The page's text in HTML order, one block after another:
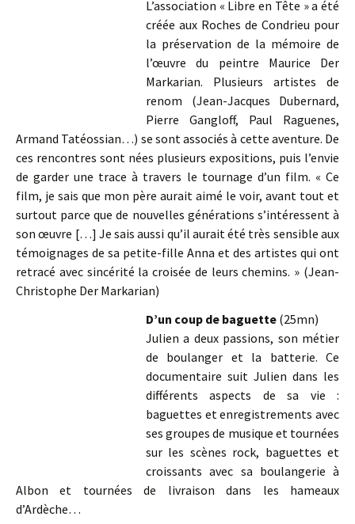
L’association « Libre en Tête » a été
créée aux Roches de Condrieu pour
la préservation de la mémoire de
l’œuvre du peintre Maurice Der
Markarian. Plusieurs artistes de
renom (Jean-Jacques Dubernard,
Pierre Gangloff, Paul Raguenes,
Armand Tatéossian…) se sont associés à cette aventure. De
ces rencontres sont nées plusieurs expositions, puis l’envie
de garder une trace à travers le tournage d’un film. « Ce
film, je sais que mon père aurait aimé le voir, avant tout et
surtout parce que de nouvelles générations s’intéressent à
son œuvre […] Je sais aussi qu’il aurait été très sensible aux
témoignages de sa petite-fille Anna et des artistes qui ont
retracé avec sincérité la croisée de leurs chemins. » (Jean-
Christophe Der Markarian)
D’un coup de baguette (25mn)
Julien a deux passions, son métier
de boulanger et la batterie. Ce
documentaire suit Julien dans les
différents aspects de sa vie :
baguettes et enregistrements avec
ses groupes de musique et tournées
sur les scènes rock, baguettes et
croissants avec sa boulangerie à
Albon et tournées de livraison dans les hameaux
d’Ardèche…